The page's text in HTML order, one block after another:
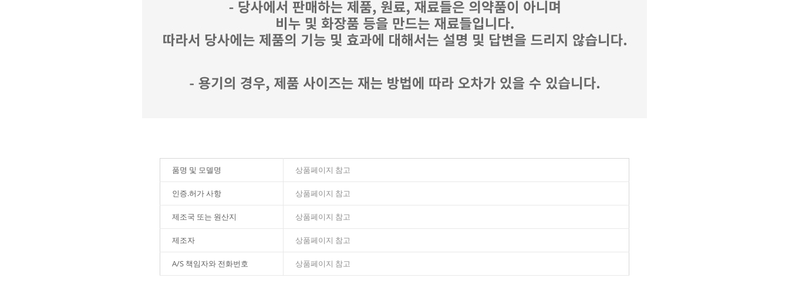
품명 및 모델명 상품페이지 참고
인증.허가 사항 상품페이지 참고
제조국 또는 원산지 상품페이지 참고
제조자 상품페이지 참고
A/S 책임자와 전화번호 상품페이지 참고